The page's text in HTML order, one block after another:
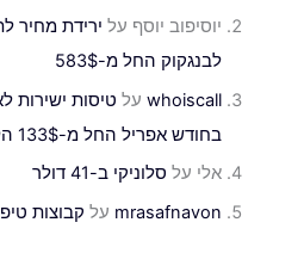
יוסיפוב יוסף על ירידת מחיר
לבנגקוק החל מ-583$
whoiscall על טיסות ישירות
בחודש אפריל החל מ-133$ הלוך ושוב
אלי על סלוניקי ב-41 דולר
mrasafnavon על קבוצות